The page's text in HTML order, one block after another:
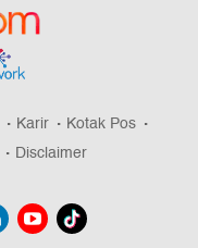
Karir
Kotak Pos
Disclaimer